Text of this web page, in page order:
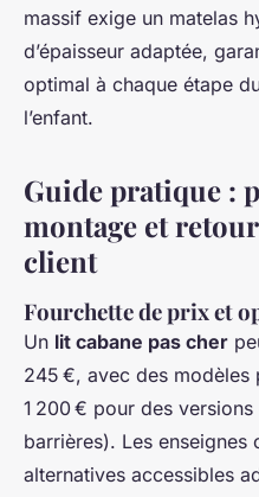
massif exige un matelas
d’épaisseur adaptée,
optimal à chaque étape
l’enfant.
Guide pratique :
montage et
client
Fourchette de prix et
Un lit cabane pas cher
245 €, avec des modèles
1 200 € pour des
barrières). Les
alternatives accessibles